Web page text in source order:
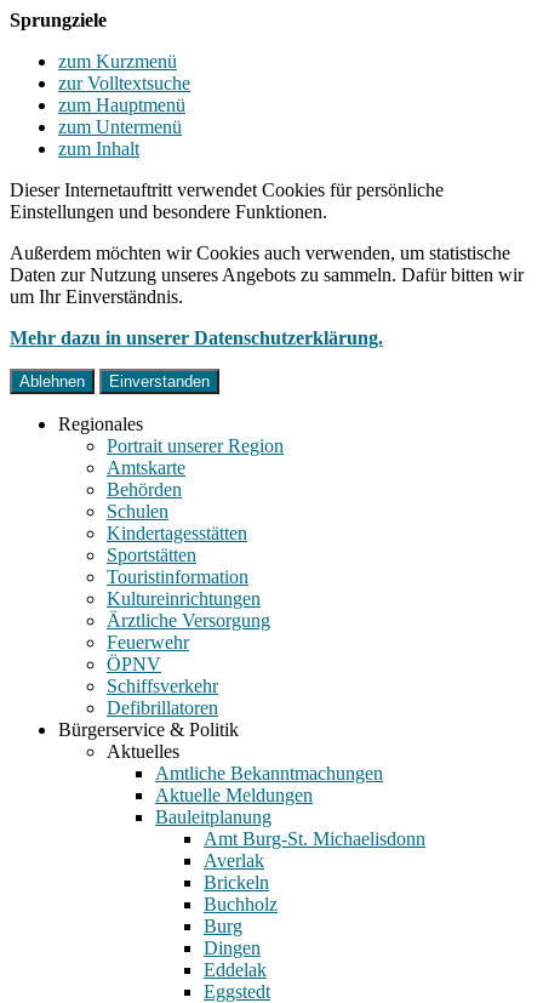
Sprungziele
zum Kurzmenü
zur Volltextsuche
zum Hauptmenü
zum Untermenü
zum Inhalt
Dieser Internetauftritt verwendet Cookies für persönliche
Einstellungen und besondere Funktionen.
Außerdem möchten wir Cookies auch verwenden, um statistische
Daten zur Nutzung unseres Angebots zu sammeln. Dafür bitten wir
um Ihr Einverständnis.
Mehr dazu in unserer Datenschutzerklärung.
Ablehnen Einverstanden
Regionales
Portrait unserer Region
Amtskarte
Behörden
Schulen
Kindertagesstätten
Sportstätten
Touristinformation
Kultureinrichtungen
Ärztliche Versorgung
Feuerwehr
ÖPNV
Schiffsverkehr
Defibrillatoren
Bürgerservice & Politik
Aktuelles
Amtliche Bekanntmachungen
Aktuelle Meldungen
Bauleitplanung
Amt Burg-St. Michaelisdonn
Averlak
Brickeln
Buchholz
Burg
Dingen
Eddelak
Eggstedt